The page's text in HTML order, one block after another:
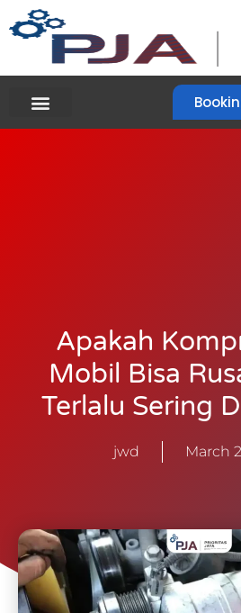
Apakah
Mobil Bisa
Terlalu Sering
jwd March